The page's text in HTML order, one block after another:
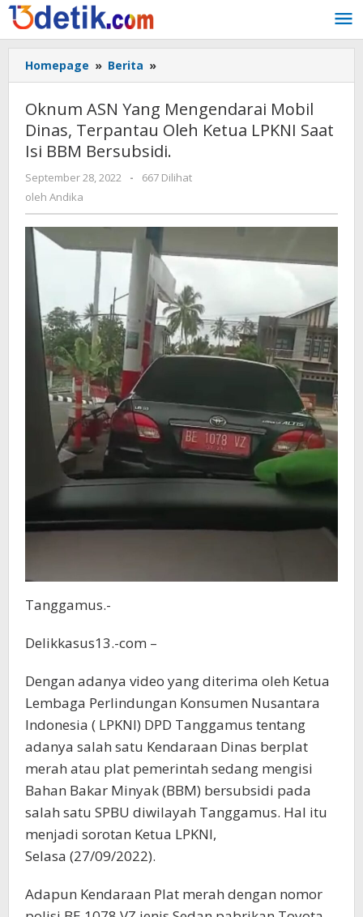
Lewati
ke
konten
Homepage » Berita »
ASN
Mengendarai
Mobil
Dinas,
Oleh
LPKNI
Saat
Isi
BBM
Bersubsidi.
Oknum ASN Yang Mengendarai Mobil
Dinas, Terpantau Oleh Ketua LPKNI Saat
Isi BBM Bersubsidi.
September 28, 2022
oleh
-
667 Dilihat
oleh Andika
Tanggamus.-
Delikkasus13.-com –
Dengan adanya video yang diterima oleh Ketua
Lembaga Perlindungan Konsumen Nusantara
Indonesia ( LPKNI) DPD Tanggamus tentang
adanya salah satu Kendaraan Dinas berplat
merah atau plat pemerintah sedang mengisi
Bahan Bakar Minyak (BBM) bersubsidi pada
salah satu SPBU diwilayah Tanggamus. Hal itu
menjadi sorotan Ketua LPKNI,
Selasa (27/09/2022).
Adapun Kendaraan Plat merah dengan nomor